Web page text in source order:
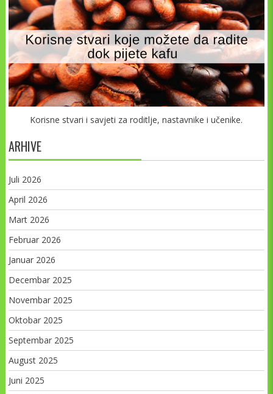
Korisne stvari i savjeti za roditlje, nastavnike i učenike.
ARHIVE
Juli 2026
April 2026
Mart 2026
Februar 2026
Januar 2026
Decembar 2025
Novembar 2025
Oktobar 2025
Septembar 2025
August 2025
Juni 2025